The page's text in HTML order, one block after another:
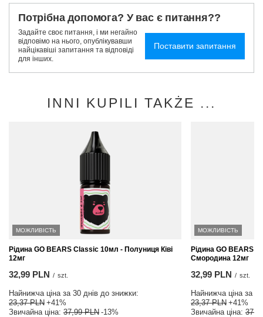
Потрібна допомога? У вас є питання??
Задайте своє питання, і ми негайно
відповімо на нього, опублікувавши
найцікавіші запитання та відповіді
для інших.
Поставити запитання
INNI KUPILI TAKŻE ...
МОЖЛИВІСТЬ
Рідина GO BEARS Classic 10мл - Полуниця Ківі
12мг
32,99 PLN / szt.
Найнижча ціна за 30 днів до знижки:
23,37 PLN +41%
Звичайна ціна: 37,99 PLN -13%
МОЖЛИВІСТЬ
Рідина GO BEARS
Смородина 12мг
32,99 PLN / szt.
Найнижча ціна за
23,37 PLN +41%
Звичайна ціна: